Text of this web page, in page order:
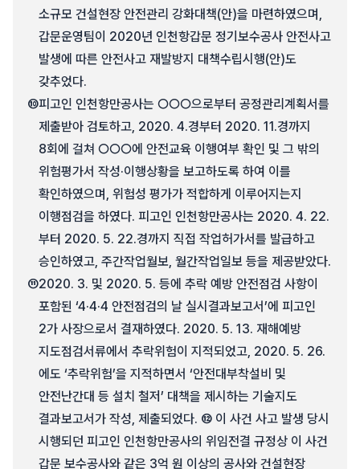
소규모 건설현장 안전관리 강화대책(안)을 마련하였으며,
갑문운영팀이 2020년 인천항갑문 정기보수공사 안전사고
발생에 따른 안전사고 재발방지 대책수립시행(안)도
갖추었다.
⑩피고인 인천항만공사는 ○○○으로부터 공정관리계획서를
제출받아 검토하고, 2020. 4.경부터 2020. 11.경까지
8회에 걸쳐 ○○○에 안전교육 이행여부 확인 및 그 밖의
위험평가서 작성·이행상황을 보고하도록 하여 이를
확인하였으며, 위험성 평가가 적합하게 이루어지는지
이행점검을 하였다. 피고인 인천항만공사는 2020. 4. 22.
부터 2020. 5. 22.경까지 직접 작업허가서를 발급하고
승인하였고, 주간작업월보, 월간작업일보 등을 제공받았다.
⑪2020. 3. 및 2020. 5. 등에 추락 예방 안전점검 사항이
포함된 ‘4·4·4 안전점검의 날 실시결과보고서’에 피고인
2가 사장으로서 결재하였다. 2020. 5. 13. 재해예방
지도점검서류에서 추락위험이 지적되었고, 2020. 5. 26.
에도 ‘추락위험’을 지적하면서 ‘안전대부착설비 및
안전난간대 등 설치 철저’ 대책을 제시하는 기술지도
결과보고서가 작성, 제출되었다. ⑫ 이 사건 사고 발생 당시
시행되던 피고인 인천항만공사의 위임전결 규정상 이 사건
갑문 보수공사와 같은 3억 원 이상의 공사와 건설현장